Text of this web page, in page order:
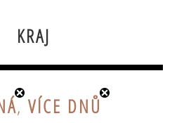
KRAJ
, VÍCE DNŮ